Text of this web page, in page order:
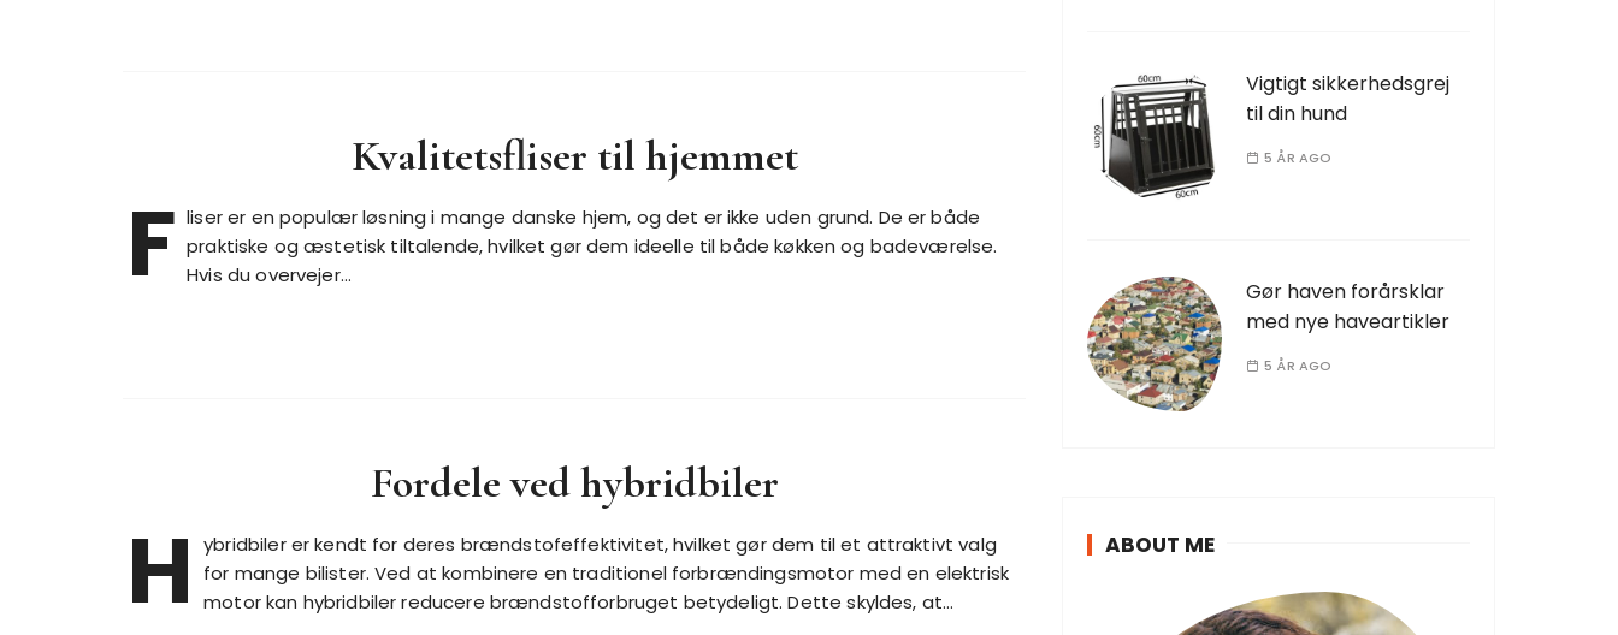
Kvalitetsfliser til hjemmet
F liser er en populær løsning i mange danske hjem, og det er ikke uden grund. De er både
praktiske og æstetisk tiltalende, hvilket gør dem ideelle til både køkken og badeværelse.
Hvis du overvejer…
Fordele ved hybridbiler
H
ybridbiler er kendt for deres brændstofeffektivitet, hvilket gør dem til et attraktivt valg
for mange bilister. Ved at kombinere en traditionel forbrændingsmotor med en elektrisk
motor kan hybridbiler reducere brændstofforbruget betydeligt. Dette skyldes, at…
Vigtigt sikkerhedsgrej
til din hund
5 ÅR AGO
Gør haven forårsklar
med nye haveartikler
5 ÅR AGO
ABOUT ME